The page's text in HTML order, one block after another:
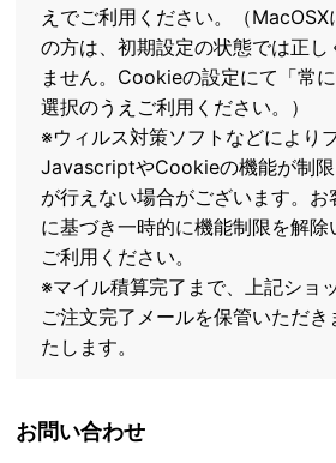
えでご利用ください。（
の方は、初期設定の状態では正し
ません。Cookieの設定にて「常
選択のうえご利用ください。）
※ウィルス対策ソフトなどにより
JavascriptやCookieの機能が制
が行えない場合がございます。
に基づき一時的に機能制限を解
ご利用ください。
※マイル積算完了まで、上記ショ
ご注文完了メールを保管いただ
たします。
お問い合わせ